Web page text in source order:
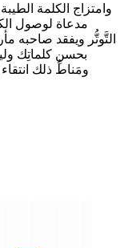
وامتزاج الكلمة
مدعاة لوصول
التَّوتُّر ويفقد صاحبه
بحسنِ كلماتِك
ومَناطُ ذلك